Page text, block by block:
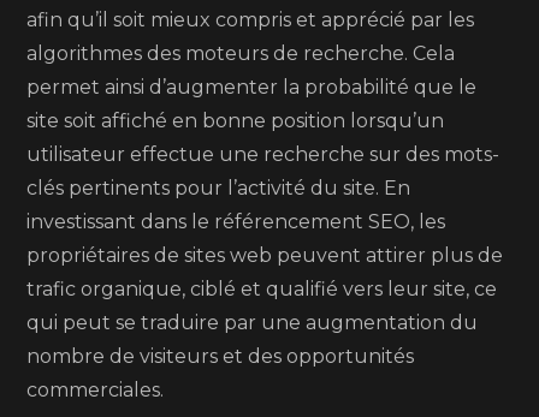
afin qu’il soit mieux compris et apprécié par les
algorithmes des moteurs de recherche. Cela
permet ainsi d’augmenter la probabilité que le
site soit affiché en bonne position lorsqu’un
utilisateur effectue une recherche sur des mots-
clés pertinents pour l’activité du site. En
investissant dans le référencement SEO, les
propriétaires de sites web peuvent attirer plus de
trafic organique, ciblé et qualifié vers leur site, ce
qui peut se traduire par une augmentation du
nombre de visiteurs et des opportunités
commerciales.